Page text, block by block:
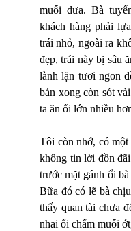
muối dưa. Bà
khách hàng phải
trái nhỏ, ngoài ra
đẹp, trái này bị sâu
lành lặn tươi ngon
bán xong còn sót
ta ăn ổi lớn nhiều
Tôi còn nhớ, có
không tin lời đồn
trước mặt gánh ổi
Bữa đó có lẽ bà
thấy quan tài chưa
nhai ổi chấm muối